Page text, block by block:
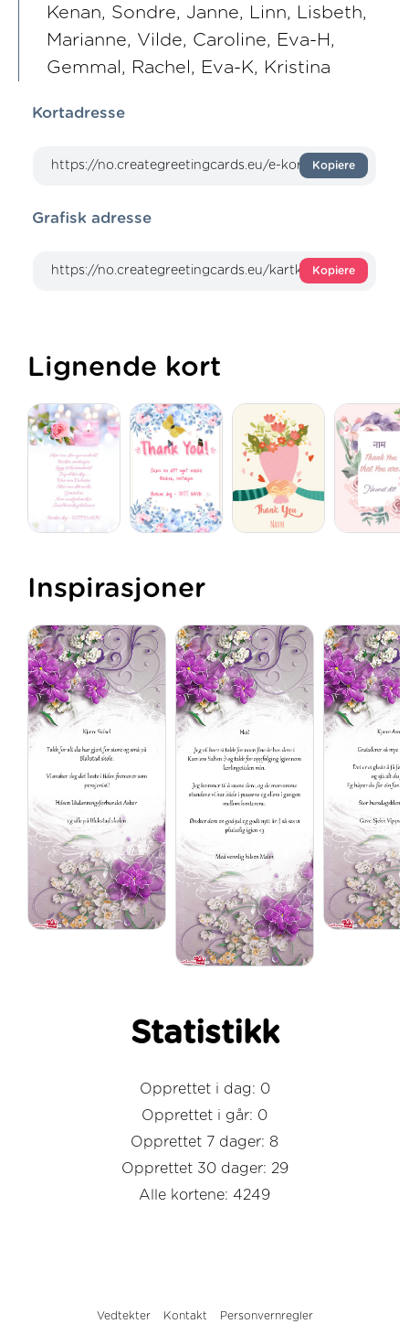
Kenan, Sondre, Janne, Linn, Lisbeth,
Marianne, Vilde, Caroline, Eva-H,
Gemmal, Rachel, Eva-K, Kristina
Kortadresse
Kopiere
Grafisk adresse
Kopiere
Lignende kort
Inspirasjoner
Statistikk
Opprettet i dag: 0
Opprettet i går: 0
Opprettet 7 dager: 8
Opprettet 30 dager: 29
Alle kortene: 4249
Vedtekter Kontakt Personvernregler